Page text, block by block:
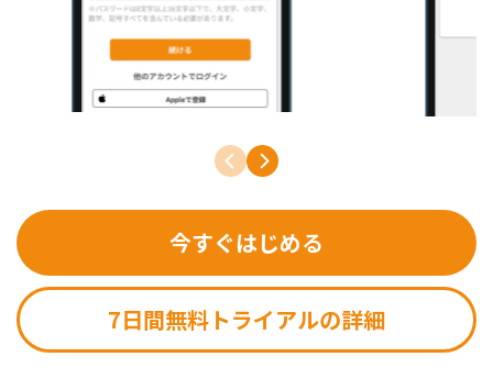
今すぐはじめる
7日間無料トライアルの詳細